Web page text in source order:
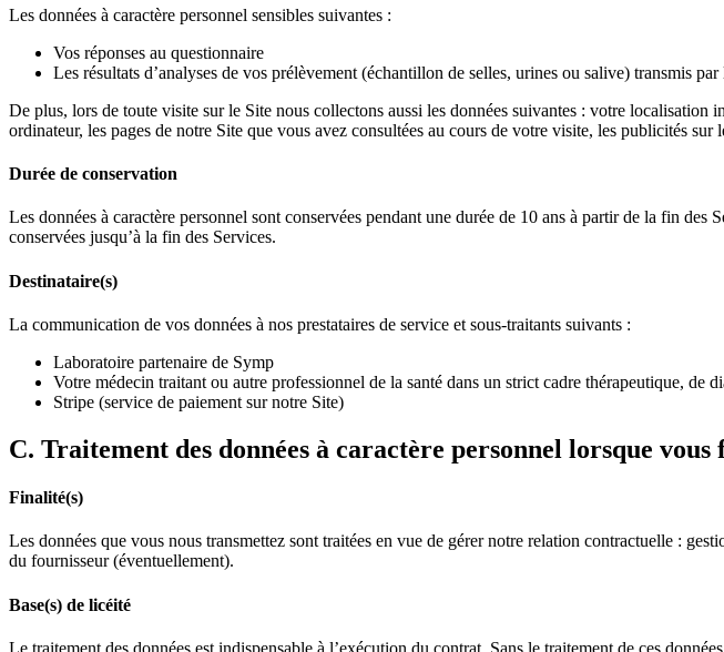
Les données à caractère personnel sensibles suivantes :
Vos réponses au questionnaire
Les résultats d’analyses de vos prélèvement (échantillon de selles, urines ou salive) transmis
De plus, lors de toute visite sur le Site nous collectons aussi les données suivantes : votre
ordinateur, les pages de notre Site que vous avez consultées au cours de votre visite, les publicités
Durée de conservation
Les données à caractère personnel sont conservées pendant une durée de 10 ans à partir de la fin
conservées jusqu’à la fin des Services.
Destinataire(s)
La communication de vos données à nos prestataires de service et sous-traitants suivants :
Laboratoire partenaire de Symp
Votre médecin traitant ou autre professionnel de la santé dans un strict cadre thérapeutique, de
Stripe (service de paiement sur notre Site)
C. Traitement des données à caractère personnel lorsque vous
Finalité(s)
Les données que vous nous transmettez sont traitées en vue de gérer notre relation contractuelle :
du fournisseur (éventuellement).
Base(s) de licéité
Le traitement des données est indispensable à l’exécution du contrat. Sans le traitement de ces